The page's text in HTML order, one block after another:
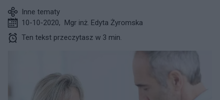
Inne tematy
10-10-2020, Mgr inż. Edyta Żyromska
Ten tekst przeczytasz w 3 min.